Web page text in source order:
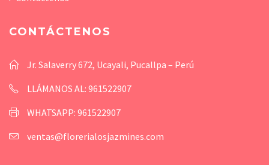
CONTÁCTENOS
Jr. Salaverry 672, Ucayali, Pucallpa – Perú
LLÁMANOS AL: 961522907
WHATSAPP: 961522907
ventas@florerialosjazmines.com